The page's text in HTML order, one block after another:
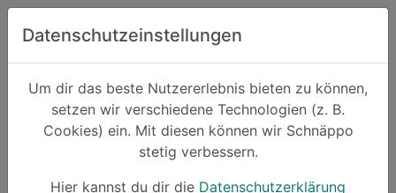
Zum Hauptinhalt springen
Datenschutzeinstellungen
Um dir das beste Nutzererlebnis bieten zu können,
setzen wir verschiedene Technologien (z. B.
Cookies) ein. Mit diesen können wir Schnäppo
stetig verbessern.
Hier kannst du dir die Datenschutzerklärung
Suchen
Anbieter apple
Schnäppchen von apple